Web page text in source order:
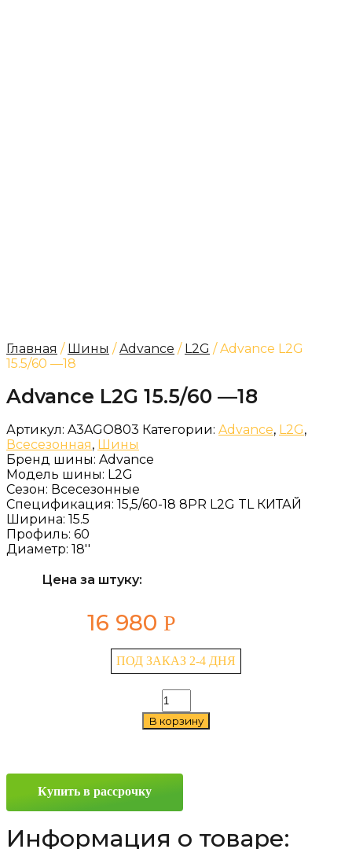
Главная / Шины /Advance / L2G / Advance L2G
15.5/60 —18
Advance L2G 15.5/60 —18
Артикул: A3AGO803 Категории: Advance, L2G,
Всесезонная, Шины
Бренд шины: Advance
Модель шины: L2G
Сезон: Всесезонные
Спецификация: 15,5/60-18 8PR L2G TL КИТАЙ
Ширина: 15.5
Профиль: 60
Диаметр: 18''
Цена за штуку:
16 980 Р
ПОД ЗАКАЗ 2-4 ДНЯ
Количество
товара
Advance
В корзину
Купить в рассрочку
Информация о товаре: